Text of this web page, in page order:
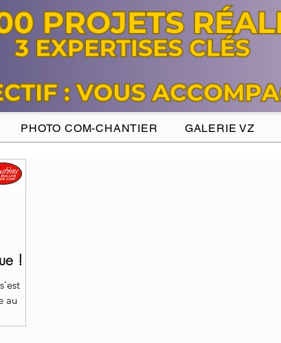
PHOTO COM-CHANTIER GALERIE VZ
!
au